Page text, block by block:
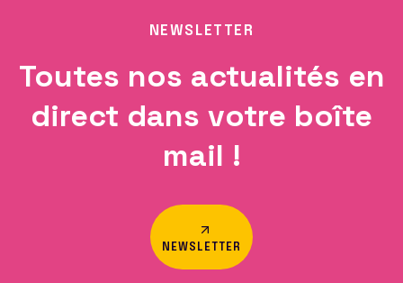
NEWSLETTER
Toutes nos actualités en
direct dans votre boîte
mail !
NEWSLETTER